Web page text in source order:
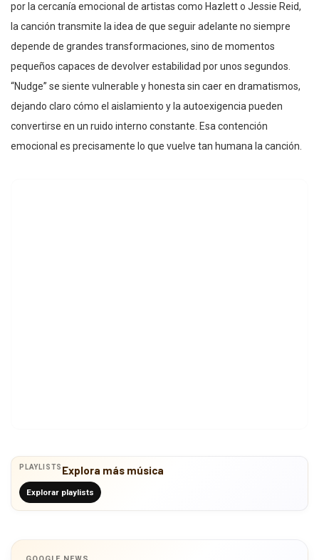
por la cercanía emocional de artistas como Hazlett o Jessie Reid,
la canción transmite la idea de que seguir adelante no siempre
depende de grandes transformaciones, sino de momentos
pequeños capaces de devolver estabilidad por unos segundos.
“Nudge” se siente vulnerable y honesta sin caer en dramatismos,
dejando claro cómo el aislamiento y la autoexigencia pueden
convertirse en un ruido interno constante. Esa contención
emocional es precisamente lo que vuelve tan humana la canción.
PLAYLISTS Explora más música
Explorar playlists